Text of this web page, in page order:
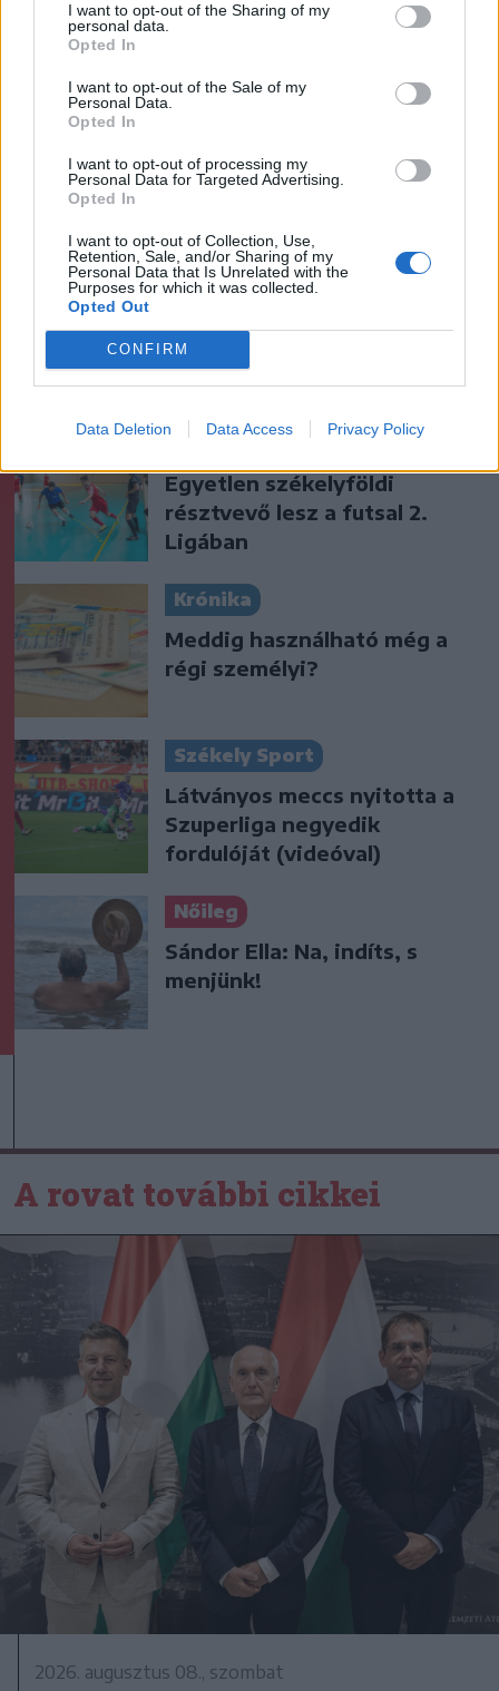
I want to opt-out of the Sharing of my
personal data.
Opted In
I want to opt-out of the Sale of my
Personal Data.
Opted In
I want to opt-out of processing my
Personal Data for Targeted Advertising.
Opted In
I want to opt-out of Collection, Use,
Retention, Sale, and/or Sharing of my
Personal Data that Is Unrelated with the
Purposes for which it was collected.
Opted Out
CONFIRM
Data Deletion Data Access Privacy Policy
Ezek is érdekelhetik
Székelyhon
emlékszik vissza a kedd esti
balesetre a csíkszeredai
Székelyhon
Nicușor Dan a közel 900
medve kilövését lehetővé
tevő törvényt
Székely Sport
Egyetlen székelyföldi
résztvevő lesz a futsal 2.
Ligában
Krónika
Meddig használható még a
régi személyi?
Székely Sport
Látványos meccs nyitotta a
Szuperliga negyedik
fordulóját (videóval)
Nőileg
Sándor Ella: Na, indíts, s
menjünk!
A rovat további cikkei
2026. augusztus 08., szombat